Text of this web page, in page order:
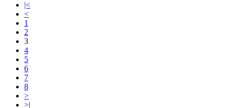
|<
<
1
2
3
4
5
6
7
8
>
>|